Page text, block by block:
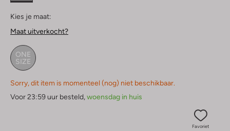
Kies je maat:
Maat uitverkocht?
ONE
SIZE
Sorry, dit item is momenteel (nog) niet beschikbaar.
Voor 23:59 uur besteld,woensdag in huis
Favoriet